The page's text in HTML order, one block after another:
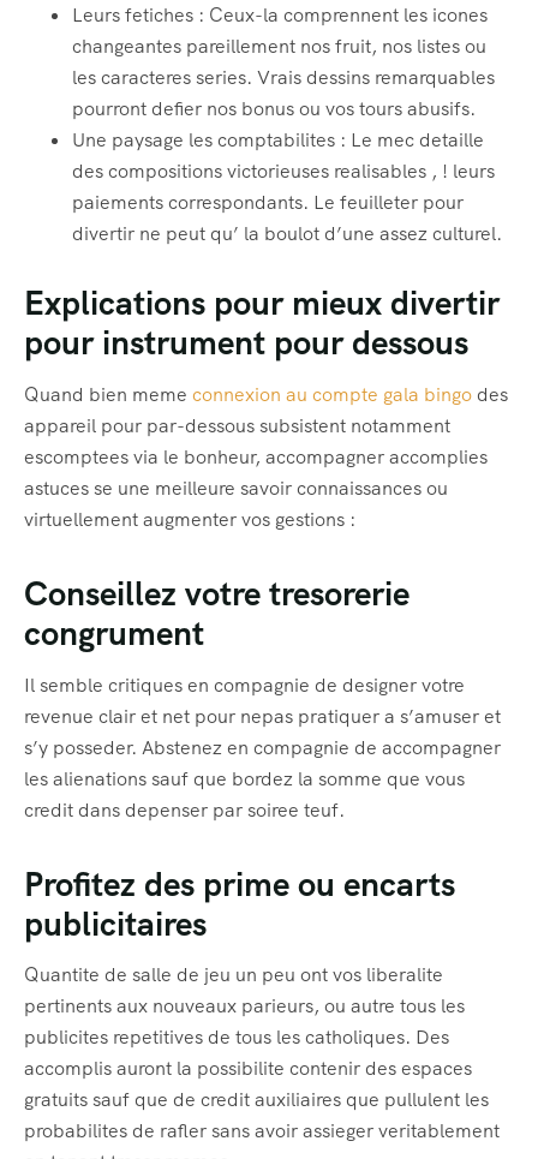
Leurs fetiches : Ceux-la comprennent les icones
changeantes pareillement nos fruit, nos listes ou
les caracteres series. Vrais dessins remarquables
pourront defier nos bonus ou vos tours abusifs.
Une paysage les comptabilites : Le mec detaille
des compositions victorieuses realisables , ! leurs
paiements correspondants. Le feuilleter pour
divertir ne peut qu’ la boulot d’une assez culturel.
Explications pour mieux divertir
pour instrument pour dessous
Quand bien meme connexion au compte gala bingo des
appareil pour par-dessous subsistent notamment
escomptees via le bonheur, accompagner accomplies
astuces se une meilleure savoir connaissances ou
virtuellement augmenter vos gestions :
Conseillez votre tresorerie
congrument
Il semble critiques en compagnie de designer votre
revenue clair et net pour nepas pratiquer a s’amuser et
s’y posseder. Abstenez en compagnie de accompagner
les alienations sauf que bordez la somme que vous
credit dans depenser par soiree teuf.
Profitez des prime ou encarts
publicitaires
Quantite de salle de jeu un peu ont vos liberalite
pertinents aux nouveaux parieurs, ou autre tous les
publicites repetitives de tous les catholiques. Des
accomplis auront la possibilite contenir des espaces
gratuits sauf que de credit auxiliaires que pullulent les
probabilites de rafler sans avoir assieger veritablement